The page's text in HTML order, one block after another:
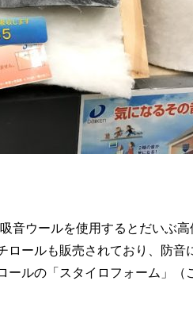
音ウールを使用するとだいぶ
ロールも販売されており、防
ルの「スタイロフォーム」